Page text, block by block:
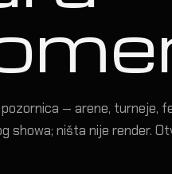
— arene, turneje,
showa; ništa nije render.